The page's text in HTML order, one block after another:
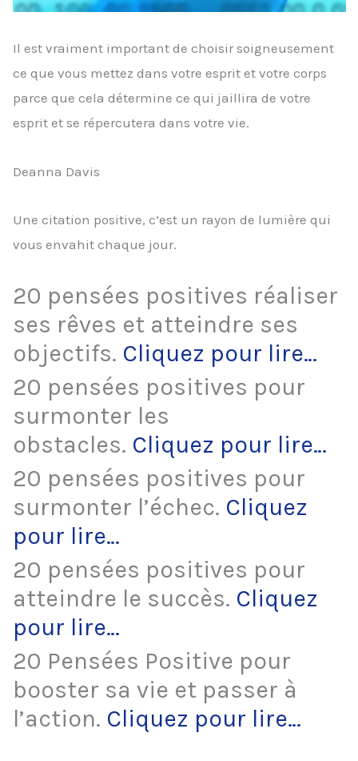
Il est vraiment important de choisir soigneusement
ce que vous mettez dans votre esprit et votre corps
parce que cela détermine ce qui jaillira de votre
esprit et se répercutera dans votre vie.
Deanna Davis
Une citation positive, c’est un rayon de lumière qui
vous envahit chaque jour.
20 pensées positives réaliser
ses rêves et atteindre ses
objectifs. Cliquez pour lire…
20 pensées positives pour
surmonter les
obstacles. Cliquez pour lire…
20 pensées positives pour
surmonter l’échec. Cliquez
pour lire…
20 pensées positives pour
atteindre le succès. Cliquez
pour lire…
20 Pensées Positive pour
booster sa vie et passer à
l’action. Cliquez pour lire…